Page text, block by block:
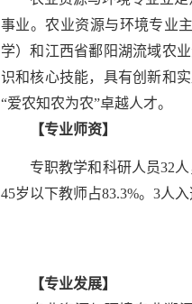
事业。农业资源与环境专业
学）和江西省鄱阳湖流域农
识和核心技能，具有创新和
“爱农知农为农”卓越人才。
【专业师资】
专职教学和科研人员32
45岁以下教师占83.3%。3人入
【专业发展】